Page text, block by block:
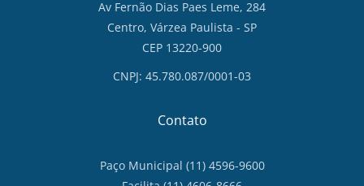
Av Fernão Dias Paes Leme, 284
Centro, Várzea Paulista - SP
CEP 13220-900
CNPJ: 45.780.087/0001-03
Contato
Paço Municipal (11) 4596-9600